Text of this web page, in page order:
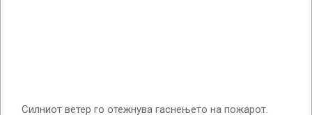
Силниот ветер го отежнува гаснењето на пожарот.